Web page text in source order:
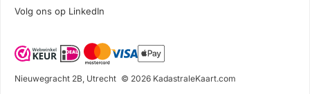
Volg ons op LinkedIn
Nieuwegracht 2B, Utrecht © 2026 KadastraleKaart.com